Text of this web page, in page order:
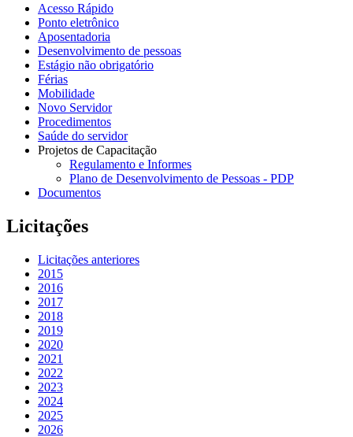
Acesso Rápido
Ponto eletrônico
Aposentadoria
Desenvolvimento de pessoas
Estágio não obrigatório
Férias
Mobilidade
Novo Servidor
Procedimentos
Saúde do servidor
Projetos de Capacitação
Regulamento e Informes
Plano de Desenvolvimento de Pessoas - PDP
Documentos
Licitações
Licitações anteriores
2015
2016
2017
2018
2019
2020
2021
2022
2023
2024
2025
2026